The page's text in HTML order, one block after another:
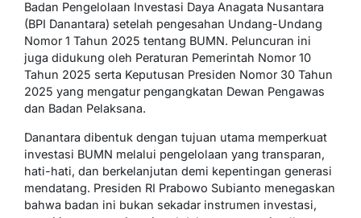
Badan Pengelolaan Investasi Daya Anagata Nusantara
(BPI Danantara) setelah pengesahan Undang-Undang
Nomor 1 Tahun 2025 tentang BUMN. Peluncuran ini
juga didukung oleh Peraturan Pemerintah Nomor 10
Tahun 2025 serta Keputusan Presiden Nomor 30 Tahun
2025 yang mengatur pengangkatan Dewan Pengawas
dan Badan Pelaksana.
Danantara dibentuk dengan tujuan utama memperkuat
investasi BUMN melalui pengelolaan yang transparan,
hati-hati, dan berkelanjutan demi kepentingan generasi
mendatang. Presiden RI Prabowo Subianto menegaskan
bahwa badan ini bukan sekadar instrumen investasi,